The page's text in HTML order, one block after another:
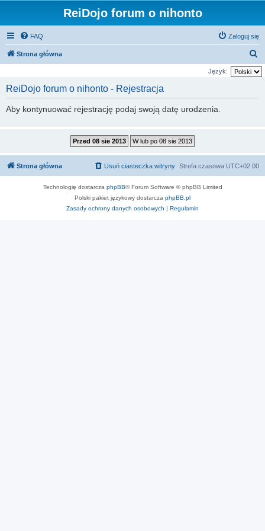
ReiDojo forum o nihonto
FAQ Zaloguj się
Strona główna
z
Język:
ReiDojo forum o nihonto - Rejestracja
Aby kontynuować rejestrację podaj swoją datę urodzenia.
Strona główna Strefa czasowa UTC+02:00
Usuń ciasteczka witryny
Technologię dostarcza phpBB® Forum Software © phpBB Limited
Polski pakiet językowy dostarcza phpBB.pl
Zasady ochrony danych osobowych
Regulamin